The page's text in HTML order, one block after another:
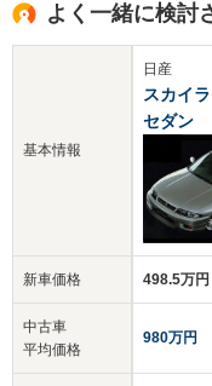
よく一緒に検討
基本情報
新車価格
中古車
平均価格
日産
スカイ
セダン
498.5万円
980万円